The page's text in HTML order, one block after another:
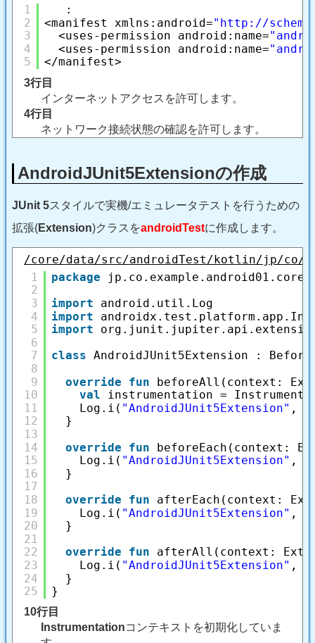
1
2
3
4
5
:
<manifest xmlns:android=" http://
<uses-permission android:name=
<uses-permission android:name=
</manifest>
3行目
インターネットアクセスを許可します。
4行目
ネットワーク接続状態の確認を許可します。
AndroidJUnit5Extensionの作成
JUnit 5スタイルで実機/エミュレータテストを行うための
拡張(Extension)クラスをandroidTestに作成します。
/core/data/src/androidTest/kotlin/jp/co/
1
2
3
4
5
6
7
8
9
10
11
12
13
14
15
16
17
18
19
20
21
22
23
24
25
package jp.co.example.android01.core.
import
android.util.Log
import
import
class AndroidJUnit5Extension :
override
fun
beforeAll(context:
val
instrumentation =
Log.i( "AndroidJUnit5Extension" ,
}
override
fun
beforeEach(context:
Log.i( "AndroidJUnit5Extension" ,
}
override
fun
afterEach(context:
Log.i( "AndroidJUnit5Extension" ,
}
override
fun
afterAll(context:
Log.i( "AndroidJUnit5Extension" ,
}
}
10行目
Instrumentationコンテキストを初期化していま